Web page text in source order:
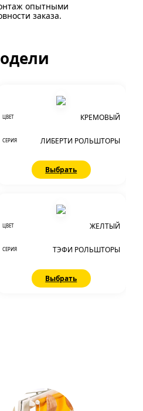
опытными
заказа.
ЦВЕТ КРЕМОВЫЙ
СЕРИЯ ЛИБЕРТИ РОЛЬШТОРЫ
Выбрать
ЦВЕТ ЖЕЛТЫЙ
СЕРИЯ ТЭФИ РОЛЬШТОРЫ
Выбрать